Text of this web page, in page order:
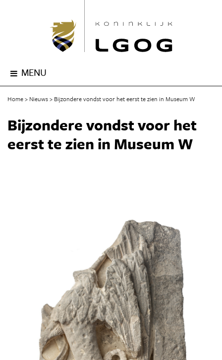
MENU
Home Nieuws Bijzondere vondst voor het eerst te zien in Museum W
Bijzondere vondst voor het
eerst te zien in Museum W